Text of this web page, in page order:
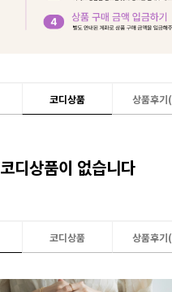
코디상품 상품후기(
코디상품이 없습니다
코디상품 상품후기(